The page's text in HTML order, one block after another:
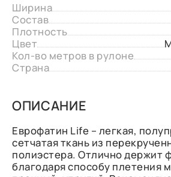
Ширина
Состав
Плотность
Цвет
Кол-во метров в рулоне
Страна
ОПИСАНИЕ
Еврофатин Life – легкая,
сетчатая ткань из
полиэстера. Отлично держит
благодаря способу плетения